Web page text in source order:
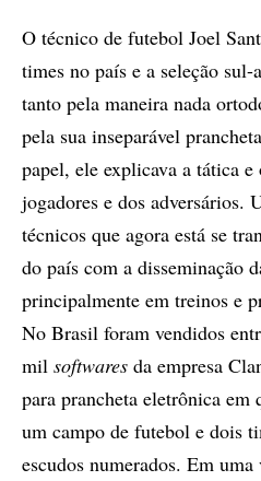
O técnico de futebol Joel
times no país e a seleção
tanto pela maneira nada
pela sua inseparável
papel, ele explicava a tática
jogadores e dos adversários.
técnicos que agora está se
do país com a disseminação
principalmente em treinos e
No Brasil foram vendidos
mil softwares da empresa
para prancheta eletrônica
um campo de futebol e dois
escudos numerados. Em